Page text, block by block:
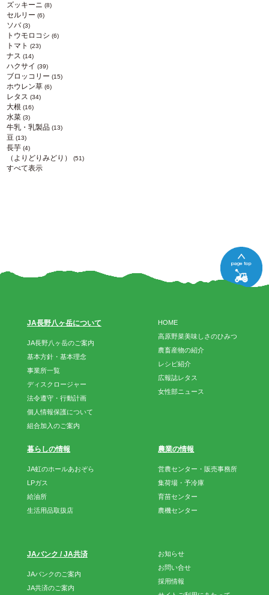
ズッキーニ (8)
セルリー (6)
ソバ(3)
トウモロコシ (6)
トマト (23)
ナス (14)
ハクサイ (39)
ブロッコリー (15)
ホウレン草 (6)
レタス (34)
大根 (16)
水菜 (3)
牛乳・乳製品 (13)
豆 (13)
長芋 (4)
（よりどりみどり） (51)
すべて表示
HOME
高原野菜美味しさのひみつ
農畜産物の紹介
レシピ紹介
広報誌レタス
女性部ニュース
JA長野八ヶ岳について
JA長野八ヶ岳のご案内
基本方針・基本理念
事業所一覧
ディスクロージャー
法令遵守・行動計画
個人情報保護について
組合加入のご案内
暮らしの情報
JA虹のホールあおぞら
LPガス
給油所
生活用品取扱店
農業の情報
営農センター・販売事務所
集荷場・予冷庫
育苗センター
農機センター
JAバンク / JA共済
JAバンクのご案内
JA共済のご案内
お知らせ
お問い合せ
採用情報